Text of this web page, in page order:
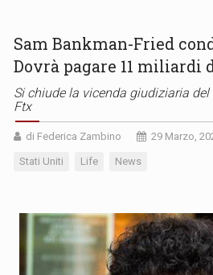
Sam Bankman-Fried
Dovrà pagare 11 miliardi
Si chiude la vicenda giudiziaria
Ftx
di Federica Zambino 29 Marzo,
Stati Uniti Life News